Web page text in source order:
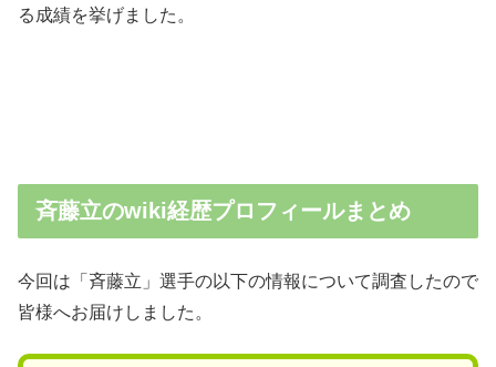
る成績を挙げました。
斉藤立のwiki経歴プロフィールまとめ
今回は「斉藤立」選手の以下の情報について調査したので
皆様へお届けしました。